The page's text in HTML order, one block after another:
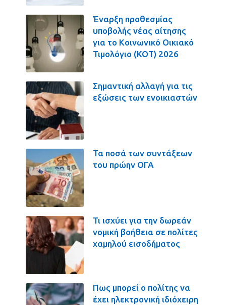
Έναρξη προθεσμίας
υποβολής νέας αίτησης
για το Κοινωνικό Οικιακό
Τιμολόγιο (ΚΟΤ) 2026
Σημαντική αλλαγή για τις
εξώσεις των ενοικιαστών
Τα ποσά των συντάξεων
του πρώην ΟΓΑ
Τι ισχύει για την δωρεάν
νομική βοήθεια σε πολίτες
χαμηλού εισοδήματος
Πως μπορεί ο πολίτης να
έχει ηλεκτρονική ιδιόχειρη